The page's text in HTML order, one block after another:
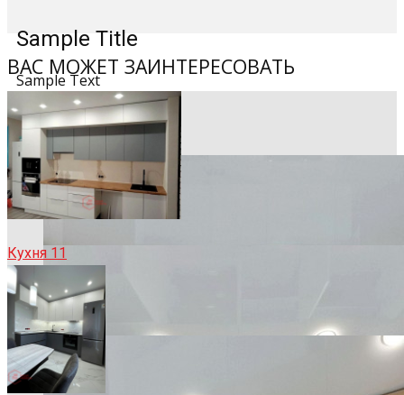
Sample Title
Sample Text
ВАС МОЖЕТ ЗАИНТЕРЕСОВАТЬ
Кухня 11